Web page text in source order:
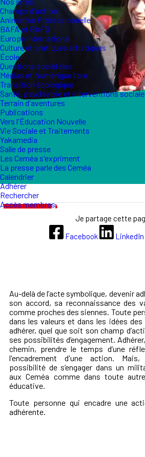
Champs d'action
Animation Professionnelle
BAFA et BAFD
Europe international
Culture et pratiques artistiques
École
Questions sociétales
Médias et Numérique libre
Transition écologique
Santé, psychiatrie et interventions
Terrain d'aventures
Publications
Vers l'Éducation Nouvelle
Vie Sociale et Traitements
Yakamedia
Salle de presse
Les Ceméa s'expriment
La presse parle des Ceméa
Calendrier
Adhérer
Rechercher
Accès membres
Au-delà de l’acte symbolique, devenir
son accord, sa reconnaissance des
comme proches des siennes. Toute
dans les valeurs et dans les idées
adhérer, quel que soit son champ
ses possibilités d’engagement.
chemin, prendre le temps d’une
l'encadrement d'une action.
possibilité de s’engager dans un
aux Ceméa comme dans toute
éducative.
Toute personne qui encadre une
adhérente.
Je partage cette
Facebook
LinkedIn